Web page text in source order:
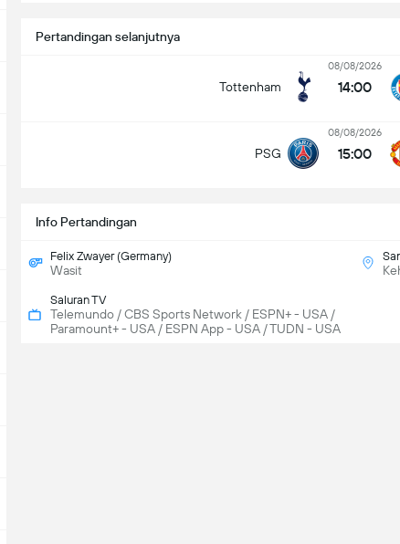
Pertandingan selanjutnya
Tottenham
08/08/2026
14:00
PSG
08/08/2026
15:00
Info Pertandingan
Felix Zwayer (Germany)
Wasit
Saluran TV
Telemundo / CBS Sports Network / ESPN+ - USA /
Paramount+ - USA / ESPN App - USA / TUDN - USA